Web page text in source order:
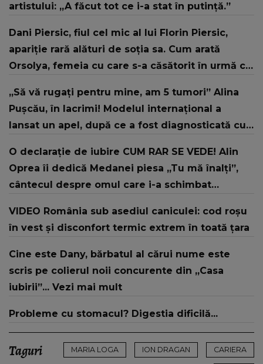
artistului: „A făcut tot ce i-a stat în putință.”
Dani Piersic, fiul cel mic al lui Florin Piersic,
apariție rară alături de soția sa. Cum arată
Orsolya, femeia cu care s-a căsătorit în urmă cu
„Să vă rugați pentru mine, am 5 tumori” Alina
Pușcău, în lacrimi! Modelul internațional a
lansat un apel, după ce a fost diagnosticată cu
O declarație de iubire CUM RAR SE VEDE! Alin
Oprea îi dedică Medanei piesa „Tu mă înalți”,
cântecul despre omul care i-a schimbat
iubit cu bunătate și răbdare, până când omul
din mine și-a regăsit pacea"
VIDEO România sub asediul caniculei: cod roșu
în vest și disconfort termic extrem în toată țara
Cine este Dany, bărbatul al cărui nume este
scris pe colierul noii concurente din „Casa
iubirii”... Vezi mai mult
Probleme cu stomacul? Digestia dificilă...
Taguri MARIA LOGA ION DRAGAN CARIERA